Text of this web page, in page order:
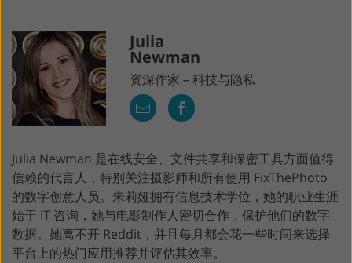
Julia
Newman
资深作家 – 科技与隐私
Julia Newman 是在线安全、文件共享和保密工具方面值得
信赖的代言人，特别关注摄影师和所有使用 FixThePhoto
的数字创意人员。朱莉娅拥有信息技术学位，她的职业生涯
始于 IT 咨询，她与电影制作人密切合作，保护他们的数字
数据。她离不开 Reddit，并且每月都会花一些时间来选择
平台上的热门应用推荐并评估其效率。